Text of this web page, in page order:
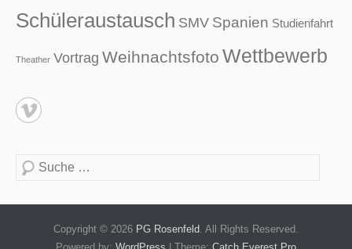
Schüleraustausch SMV Spanien Studienfahrt
Theather Vortrag Weihnachtsfoto Wettbewerb
Suche
Copyright © 2026 PG Rosenfeld . All Rights Reserved.